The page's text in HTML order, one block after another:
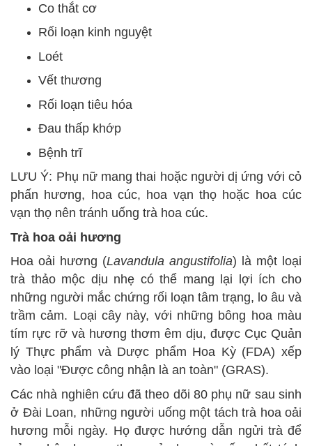
Co thắt cơ
Rối loạn kinh nguyệt
Loét
Vết thương
Rối loạn tiêu hóa
Đau thấp khớp
Bệnh trĩ
LƯU Ý: Phụ nữ mang thai hoặc người dị ứng với cỏ
phấn hương, hoa cúc, hoa vạn thọ hoặc hoa cúc
vạn thọ nên tránh uống trà hoa cúc.
Trà hoa oải hương
Hoa oải hương (Lavandula angustifolia) là một loại
trà thảo mộc dịu nhẹ có thể mang lại lợi ích cho
những người mắc chứng rối loạn tâm trạng, lo âu và
trầm cảm. Loại cây này, với những bông hoa màu
tím rực rỡ và hương thơm êm dịu, được Cục Quản
lý Thực phẩm và Dược phẩm Hoa Kỳ (FDA) xếp
vào loại "Được công nhận là an toàn" (GRAS).
Các nhà nghiên cứu đã theo dõi 80 phụ nữ sau sinh
ở Đài Loan, những người uống một tách trà hoa oải
hương mỗi ngày. Họ được hướng dẫn ngửi trà để